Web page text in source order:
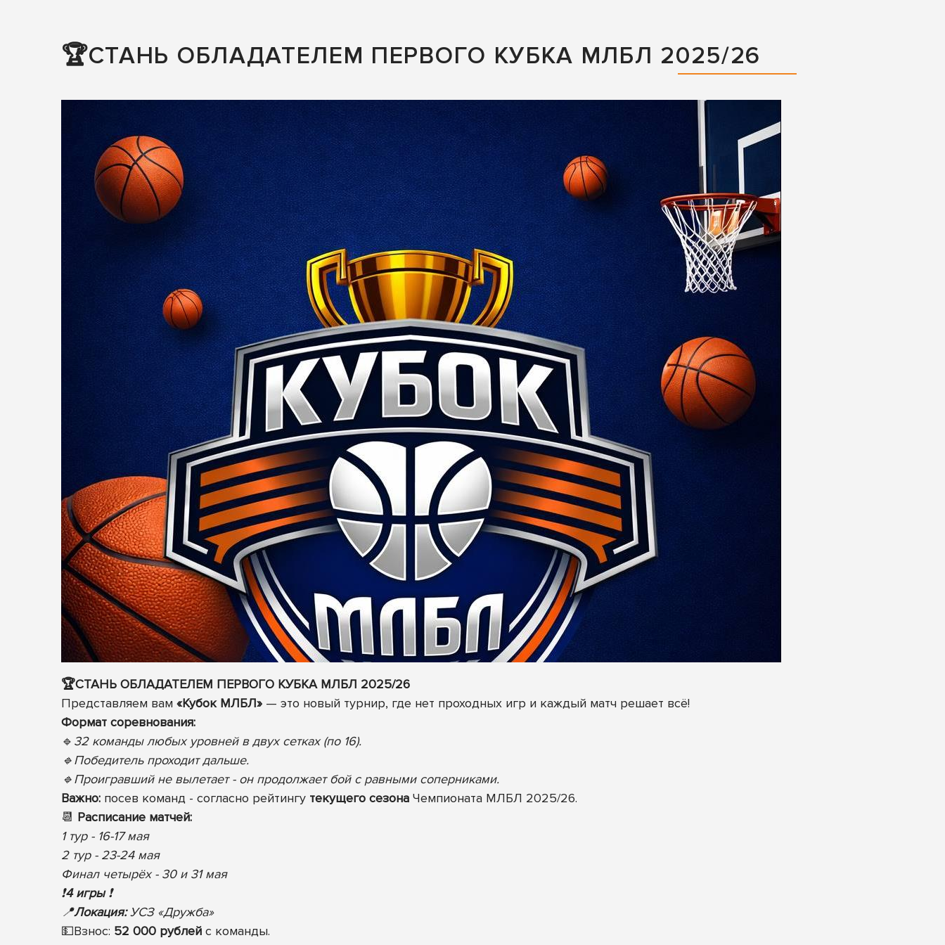
🏆СТАНЬ ОБЛАДАТЕЛЕМ ПЕРВОГО КУБКА МЛБЛ 2025/26
🏆СТАНЬ ОБЛАДАТЕЛЕМ ПЕРВОГО КУБКА МЛБЛ 2025/26
Представляем вам «Кубок МЛБЛ» — это новый турнир, где нет проходных игр и каждый матч решает всё!
Формат соревнования:
🔹 32 команды любых уровней в двух сетках (по 16).
🔹Победитель проходит дальше.
🔹Проигравший не вылетает - он продолжает бой с равными соперниками.
Важно: посев команд - согласно рейтингу текущего сезона Чемпионата МЛБЛ 2025/26.
📆 Расписание матчей:
1 тур - 16-17 мая
2 тур - 23-24 мая
Финал четырёх - 30 и 31 мая
❗️4 игры❗️
📍Локация:УСЗ «Дружба»
💵Взнос: 52 000 рублей с команды.